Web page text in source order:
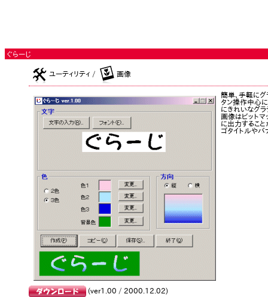
ぐらーじ
ユーティリティ / 画像
簡単、手軽にグ
タン操作中心に
にきれいなグラ
画像はビットマ
に出力すること
ゴタイトルやバ
(ver1.00 / 2000.12.02)